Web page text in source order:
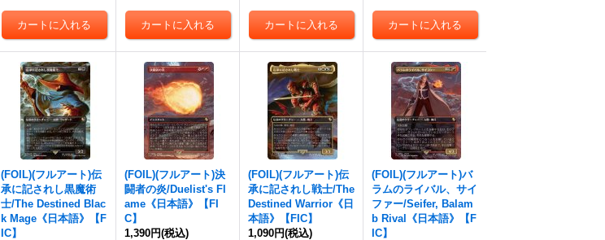
(FOIL)(フルアート)伝
承に記されし黒魔術
士/The Destined Blac
k Mage《日本語》【F
IC】
(FOIL)(フルアート)決
闘者の炎/Duelist's Fl
ame《日本語》【FI
C】
1,390円(税込)
(FOIL)(フルアート)伝
承に記されし戦士/The
Destined Warrior《日
本語》【FIC】
1,090円(税込)
(FOIL)(フルアート)バ
ラムのライバル、サイ
ファー/Seifer, Balam
b Rival《日本語》【F
IC】